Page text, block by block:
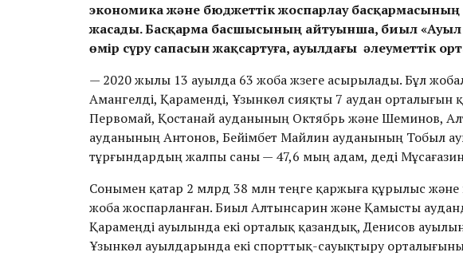
экономика және бюджеттік жоспарлау
жасады. Басқарма басшысының айтуынша, биыл «Ауыл
өмір сүру сапасын жақсартуға, ауылдағы әлеуметтік
— 2020 жылы 13 ауылда 63 жоба жүзеге асырылады. Бұл
Амангелді, Қараменді, Ұзынкөл сияқты 7 аудан
Первомай, Қостанай ауданының Октябрь және Шеминов,
ауданының Антонов, Бейімбет Майлин ауданының Тобыл
тұрғындардың жалпы саны — 47,6 мың адам, деді
Сонымен қатар 2 млрд 38 млн теңге қаржыға құрылыс
жоба жоспарланған. Биыл Алтынсарин және Қамысты
Қарамеңді ауылында екі орталық қазандық, Денисов
Ұзынкөл ауылдарында екі спорттық-сауықтыру